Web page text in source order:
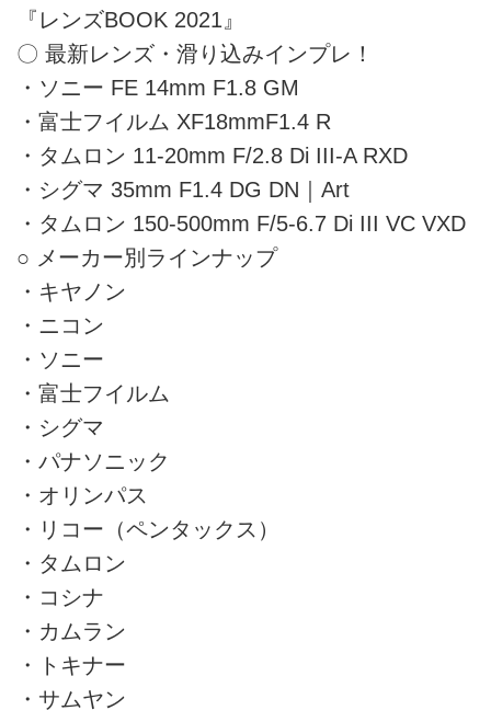
『レンズBOOK 2021』
〇 最新レンズ・滑り込みインプレ！
・ソニー FE 14mm F1.8 GM
・富士フイルム XF18mmF1.4 R
・タムロン 11-20mm F/2.8 Di III-A RXD
・シグマ 35mm F1.4 DG DN｜Art
・タムロン 150-500mm F/5-6.7 Di III VC VXD
○ メーカー別ラインナップ
・キヤノン
・ニコン
・ソニー
・富士フイルム
・シグマ
・パナソニック
・オリンパス
・リコー（ペンタックス）
・タムロン
・コシナ
・カムラン
・トキナー
・サムヤン